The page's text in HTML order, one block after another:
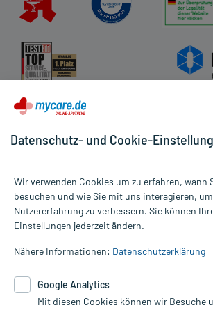
Impressum
Datenschutz
Cookie-Einstellungen
Rückgabe/Widerruf
Alle Preise gelten inkl. MwSt., ggf. zzgl.
Informationen auf dieser Website werden
die Untersuchung und Behandlung durch
Therapien eingeleitet werden können. | Diese
Google Analytics. Lesen Sie bitte dazu die
Datenschutz- und Cookie-
Wir verwenden Cookies um zu erfahren, wann
besuchen und wie Sie mit uns interagieren,
Nutzererfahrung zu verbessern. Sie können
Einstellungen jederzeit ändern.
Nähere Informationen: Datenschutzerklärung
Google Analytics
Mit diesen Cookies können wir Besuche